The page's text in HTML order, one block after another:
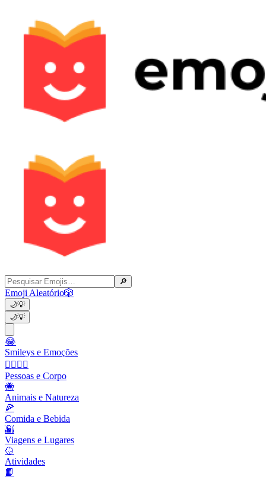
🔎
Emoji Aleatório🎲
🌙💡
🌙💡
😂
Smileys e Emoções
👩‍❤️‍💋‍👨
Pessoas e Corpo
🐝
Animais e Natureza
🍕
Comida e Bebida
🌇
Viagens e Lugares
🥎
Atividades
📙